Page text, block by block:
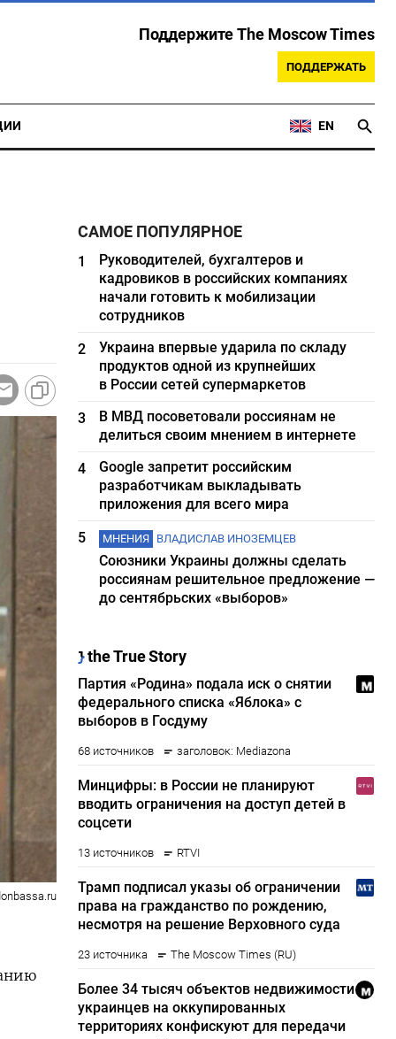
Поддержите The Moscow Times
ПОДДЕРЖАТЬ
EN
САМОЕ ПОПУЛЯРНОЕ
1
Руководителей, бухгалтеров и
кадровиков в российских компаниях
начали готовить к мобилизации
сотрудников
2
Украина впервые ударила по складу
продуктов одной из крупнейших
в России сетей супермаркетов
3
В МВД посоветовали россиянам не
делиться своим мнением в интернете
4
Google запретит российским
разработчикам выкладывать
приложения для всего мира
5
МНЕНИЯ ВЛАДИСЛАВ ИНОЗЕМЦЕВ
Союзники Украины должны сделать
россиянам решительное предложение —
до сентябрьских «выборов»